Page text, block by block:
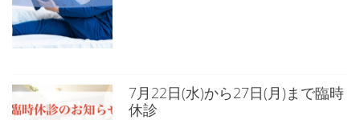
7月22日(水)から27日(月)まで臨時
休診